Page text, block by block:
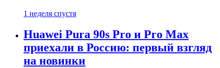
1 неделя спустя
Huawei Pura 90s Pro и Pro Max
приехали в Россию: первый взгляд
на новинки